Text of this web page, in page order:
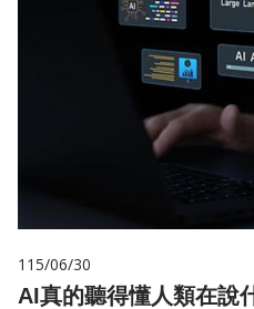
115/06/30
AI真的聽得懂人類在說